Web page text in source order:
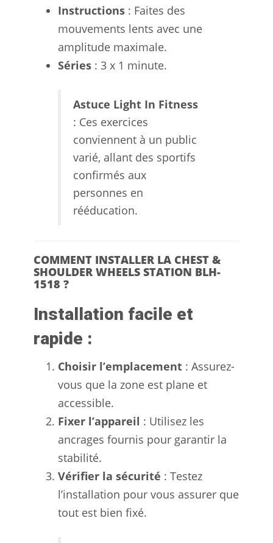
Instructions : Faites des
mouvements lents avec une
amplitude maximale.
Séries : 3 x 1 minute.
Astuce Light In Fitness
: Ces exercices
conviennent à un public
varié, allant des sportifs
confirmés aux
personnes en
rééducation.
COMMENT INSTALLER LA CHEST &
SHOULDER WHEELS STATION BLH-
1518 ?
Installation facile et
rapide :
Choisir l’emplacement : Assurez-
vous que la zone est plane et
accessible.
Fixer l’appareil : Utilisez les
ancrages fournis pour garantir la
stabilité.
Vérifier la sécurité : Testez
l’installation pour vous assurer que
tout est bien fixé.